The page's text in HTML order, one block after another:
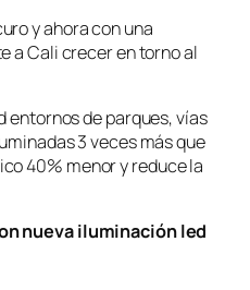
y ahora con una
a Cali crecer en torno al
entornos de parques, vías
3 veces más que
40% menor y reduce la
nueva iluminación led